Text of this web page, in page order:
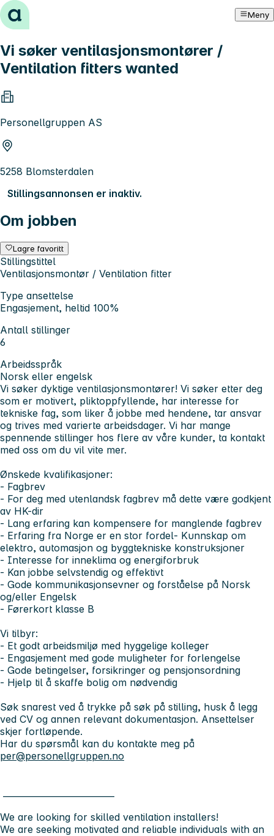
Hopp til innhold Meny
Vi søker ventilasjonsmontører /
Ventilation fitters wanted
Personellgruppen AS
5258 Blomsterdalen
Stillingsannonsen er inaktiv.
Om jobben
Lagre favoritt
Stillingstittel
Ventilasjonsmontør / Ventilation fitter
Type ansettelse
Engasjement, heltid 100%
Antall stillinger
6
Arbeidsspråk
Norsk eller engelsk
Vi søker dyktige ventilasjonsmontører! Vi søker etter deg
som er motivert, pliktoppfyllende, har interesse for
tekniske fag, som liker å jobbe med hendene, tar ansvar
og trives med varierte arbeidsdager. Vi har mange
spennende stillinger hos flere av våre kunder, ta kontakt
med oss om du vil vite mer.
Ønskede kvalifikasjoner:
- Fagbrev
- For deg med utenlandsk fagbrev må dette være godkjent
av HK-dir
- Lang erfaring kan kompensere for manglende fagbrev
- Erfaring fra Norge er en stor fordel- Kunnskap om
elektro, automasjon og byggtekniske konstruksjoner
- Interesse for inneklima og energiforbruk
- Kan jobbe selvstendig og effektivt
- Gode kommunikasjonsevner og forståelse på Norsk
og/eller Engelsk
- Førerkort klasse B
Vi tilbyr:
- Et godt arbeidsmiljø med hyggelige kolleger
- Engasjement med gode muligheter for forlengelse
- Gode betingelser, forsikringer og pensjonsordning
- Hjelp til å skaffe bolig om nødvendig
Søk snarest ved å trykke på søk på stilling, husk å legg
ved CV og annen relevant dokumentasjon. Ansettelser
skjer fortløpende.
Har du spørsmål kan du kontakte meg på
per@personellgruppen.no
We are looking for skilled ventilation installers!
We are seeking motivated and reliable individuals with an